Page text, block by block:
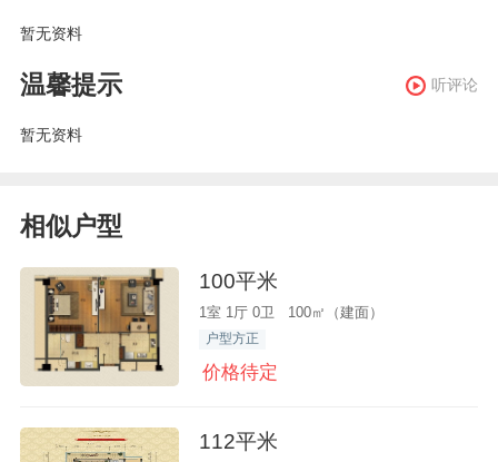
暂无资料
温馨提示 听评论
暂无资料
相似户型
100平米
1室 1厅 0卫 100㎡（建面）
户型方正
价格待定
112平米